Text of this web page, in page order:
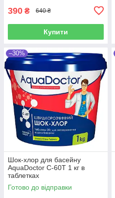
390 ₴ 640 ₴
Купити
–30%
Шок-хлор для басейну
AquaDoctor C-60T 1 кг в
таблетках
Готово до відправки